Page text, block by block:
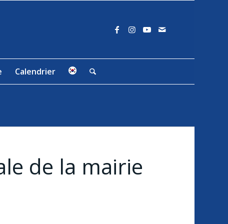
Calendrier
de la mairie